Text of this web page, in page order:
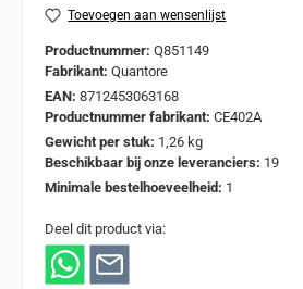
Toevoegen aan wensenlijst
Productnummer: Q851149
Fabrikant: Quantore
EAN: 8712453063168
Productnummer fabrikant: CE402A
Gewicht per stuk: 1,26 kg
Beschikbaar bij onze leveranciers: 19
Minimale bestelhoeveelheid: 1
Deel dit product via: